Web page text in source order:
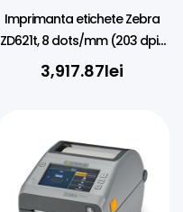
Imprimanta etichete Zebra
ZD621t, 8 dots/mm (203 dpi),
disp. (colour), RTC, USB, USB
Host, RS232, BT (BLE), Ethernet
3,917.87lei